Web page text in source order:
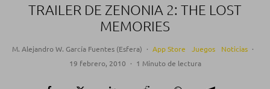
TRAILER DE ZENONIA 2: THE LOST
MEMORIES
M. Alejandro W. García Fuentes (Esfera) · App Store Juegos Noticias ·
19 febrero, 2010 · 1 Minuto de lectura